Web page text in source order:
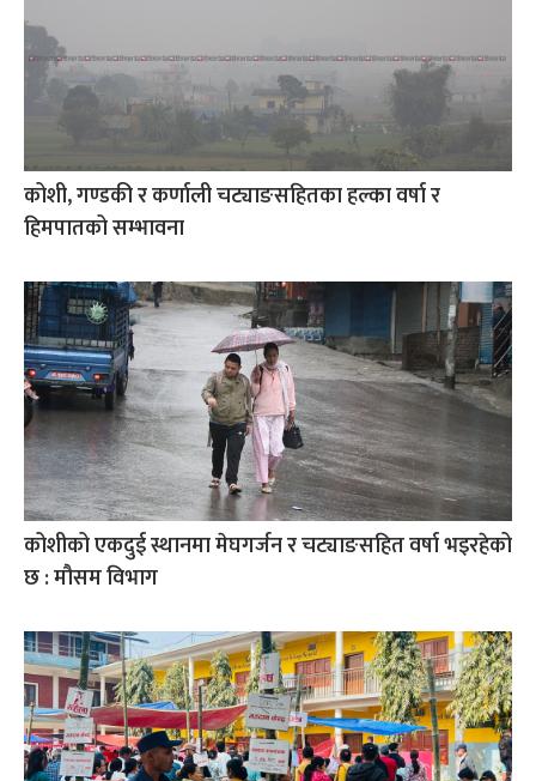
कोशी, गण्डकी र कर्णाली चट्याङसहितका हल्का वर्षा र
हिमपातको सम्भावना
कोशीको एकदुई स्थानमा मेघगर्जन र चट्याङसहित वर्षा भइरहेको
छ : मौसम विभाग